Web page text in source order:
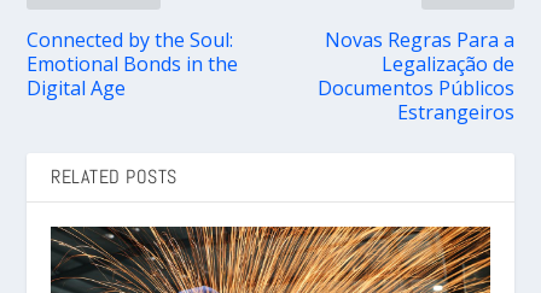
Connected by the Soul:
Emotional Bonds in the
Digital Age
Novas Regras Para a
Legalização de
Documentos Públicos
Estrangeiros
RELATED POSTS